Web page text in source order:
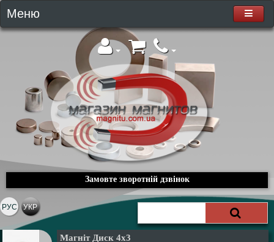
Меню
Замовте зворотній дзвінок
РУС УКР
Магніт Диск 4х3